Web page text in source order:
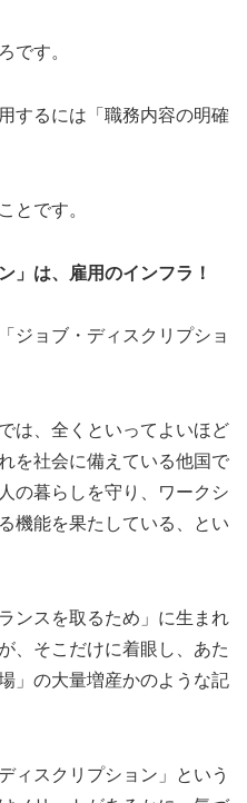
です。
するには「職務内容の明確
とです。
」は、雇用のインフラ！
ジョブ・ディスクリプショ
は、全くといってよいほど
を社会に備えている他国で
の暮らしを守り、ワークシ
機能を果たしている、とい
ンスを取るため」に生まれ
、そこだけに着眼し、あた
」の大量増産かのような記
ィスクリプション」という